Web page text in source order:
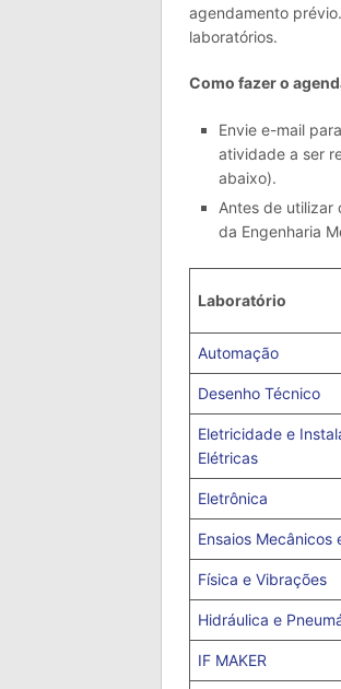
agendamento
laboratórios.
Como fazer o
Envie e-mail
atividade a ser
abaixo).
Antes de utilizar
da Engenharia
Laboratório
Automação
Desenho Técnico
Eletricidade e
Elétricas
Eletrônica
Ensaios Mecânicos
Física e Vibrações
Hidráulica e
IF MAKER